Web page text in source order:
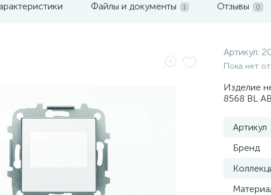
Файлы и документы 1 Отзывы 0
Артикул:
Пока нет
Изделие
8568 BL
Артикул
Бренд